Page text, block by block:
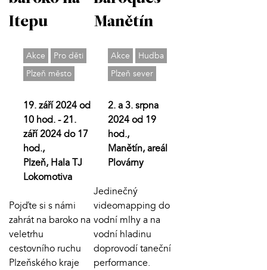
Itepu
Akce
Pro děti
Plzeň město
19. září 2024 od
10 hod. - 21.
září 2024 do 17
hod.,
Plzeň, Hala TJ
Lokomotiva
Pojďte si s námi
zahrát na baroko na
veletrhu
cestovního ruchu
Plzeňského kraje
Manětín
Akce
Hudba
Plzeň sever
2. a 3. srpna
2024 od 19
hod.,
Manětín, areál
Plovárny
Jedinečný
videomapping do
vodní mlhy a na
vodní hladinu
doprovodí taneční
performance.